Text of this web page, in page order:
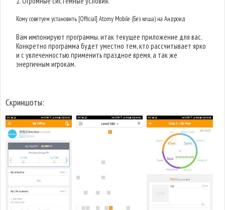
Кому советуем установить [Official] Atomy Mobile (Без кеша) на Андроид
Вам импонируют программы, итак текущее приложение для вас.
Конкретно программа будет уместно тем, кто рассчитывает ярко
и с увлеченностью применить праздное время, а так же
энергичным игрокам.
Скриншоты: